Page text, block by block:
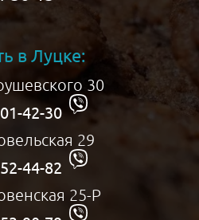
в Луцке:
30
42-30
29
44-82
25-Р